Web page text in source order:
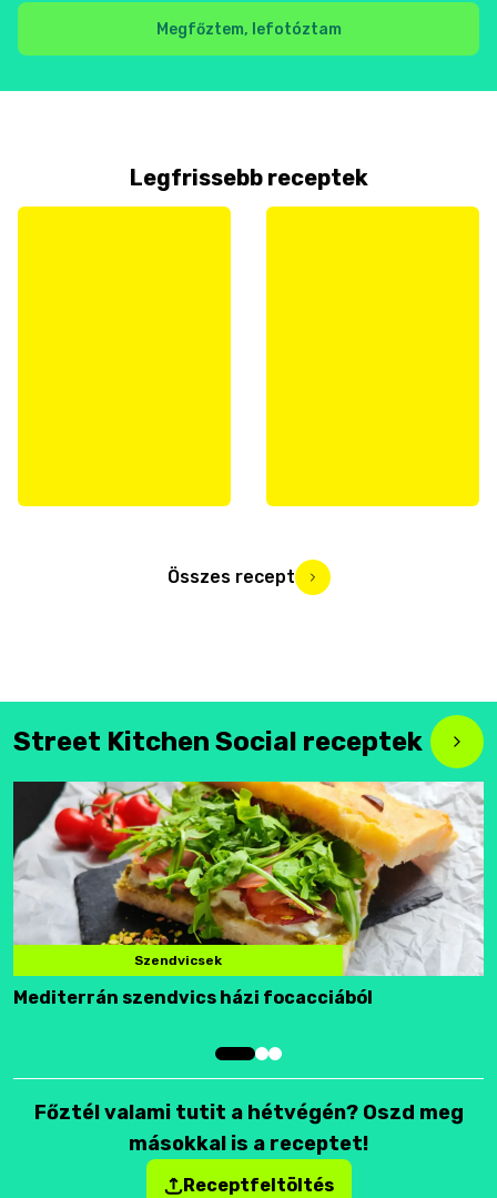
Megfőztem, lefotóztam
Legfrissebb receptek
Összes recept
Street Kitchen Social receptek
Szendvicsek
Mediterrán szendvics házi focacciából
Főztél valami tutit a hétvégén? Oszd meg
másokkal is a receptet!
Receptfeltöltés